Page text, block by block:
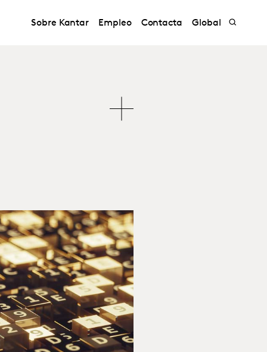
Sobre Kantar Empleo Contacta Global